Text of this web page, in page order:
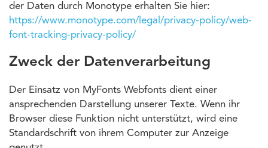
der Daten durch Monotype erhalten Sie hier:
https://www.monotype.com/legal/privacy-policy/web-
font-tracking-privacy-policy/
Zweck der Datenverarbeitung
Der Einsatz von MyFonts Webfonts dient einer
ansprechenden Darstellung unserer Texte. Wenn ihr
Browser diese Funktion nicht unterstützt, wird eine
Standardschrift von ihrem Computer zur Anzeige